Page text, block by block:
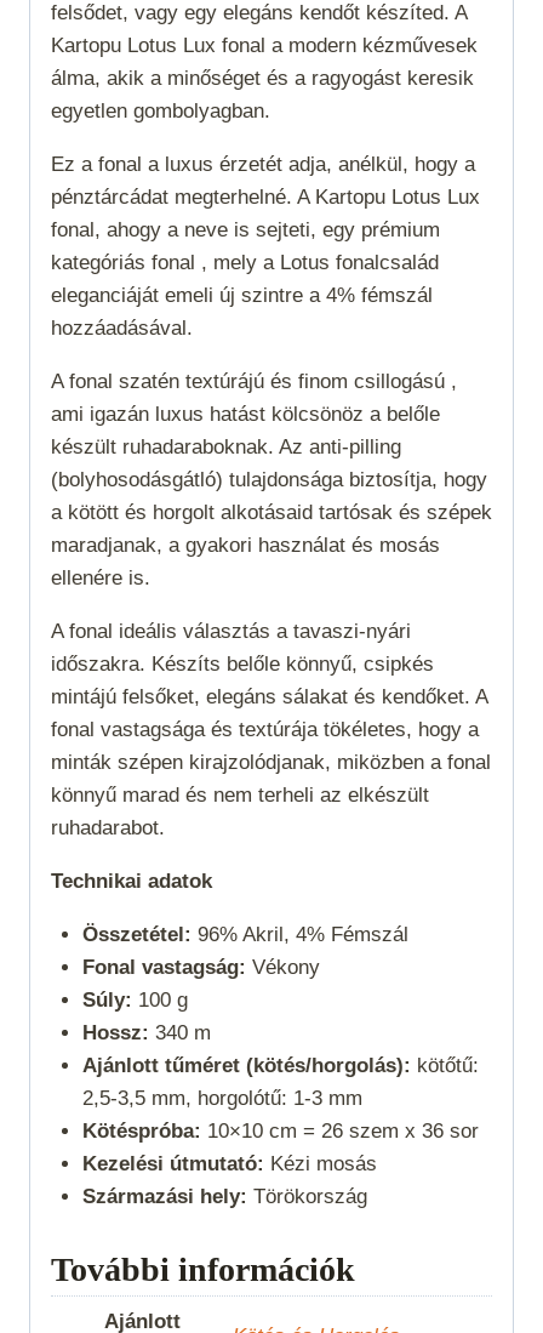
felsődet, vagy egy elegáns kendőt készíted. A
Kartopu Lotus Lux fonal a modern kézművesek
álma, akik a minőséget és a ragyogást keresik
egyetlen gombolyagban.
Ez a fonal a luxus érzetét adja, anélkül, hogy a
pénztárcádat megterhelné. A Kartopu Lotus Lux
fonal, ahogy a neve is sejteti, egy prémium
kategóriás fonal , mely a Lotus fonalcsalád
eleganciáját emeli új szintre a 4% fémszál
hozzáadásával.
A fonal szatén textúrájú és finom csillogású ,
ami igazán luxus hatást kölcsönöz a belőle
készült ruhadaraboknak. Az anti-pilling
(bolyhosodásgátló) tulajdonsága biztosítja, hogy
a kötött és horgolt alkotásaid tartósak és szépek
maradjanak, a gyakori használat és mosás
ellenére is.
A fonal ideális választás a tavaszi-nyári
időszakra. Készíts belőle könnyű, csipkés
mintájú felsőket, elegáns sálakat és kendőket. A
fonal vastagsága és textúrája tökéletes, hogy a
minták szépen kirajzolódjanak, miközben a fonal
könnyű marad és nem terheli az elkészült
ruhadarabot.
Technikai adatok
Összetétel: 96% Akril, 4% Fémszál
Fonal vastagság: Vékony
Súly: 100 g
Hossz: 340 m
Ajánlott tűméret (kötés/horgolás): kötőtű:
2,5-3,5 mm, horgolótű: 1-3 mm
Kötéspróba: 10×10 cm = 26 szem x 36 sor
Kezelési útmutató: Kézi mosás
Származási hely: Törökország
További információk
Ajánlott